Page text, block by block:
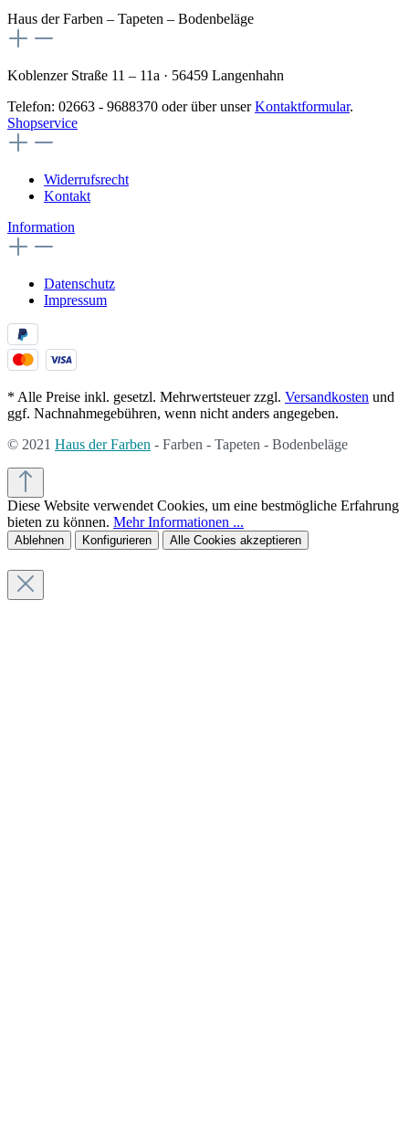
Haus der Farben – Tapeten – Bodenbeläge
Koblenzer Straße 11 – 11a · 56459 Langenhahn
Telefon: 02663 - 9688370 oder über unserKontaktformular.
Shopservice
Widerrufsrecht
Kontakt
Information
Datenschutz
Impressum
* Alle Preise inkl. gesetzl. Mehrwertsteuer zzgl. Versandkosten und
ggf. Nachnahmegebühren, wenn nicht anders angegeben.
© 2021 Haus der Farben - Farben - Tapeten - Bodenbeläge
Diese Website verwendet Cookies, um eine bestmögliche Erfahrung
bieten zu können. Mehr Informationen ...
Ablehnen Konfigurieren Alle Cookies akzeptieren